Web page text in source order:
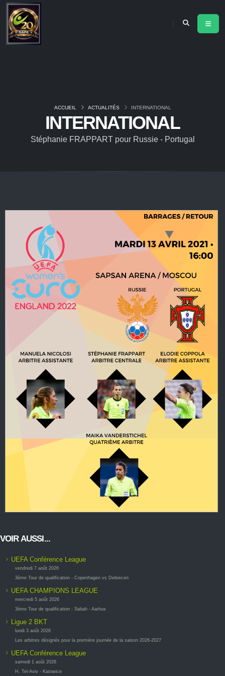
INTERNATIONAL
Stéphanie FRAPPART pour Russie - Portugal
ACCUEIL ACTUALITÉS INTERNATIONAL
VOIR AUSSI...
UEFA Conférence League
vendredi 7 août 2026
3ème Tour de qualification - Copenhagen vs Debrecen
UEFA CHAMPIONS LEAGUE
mercredi 5 août 2026
3ème Tour de qualification : Sabah - Aarhus
Ligue 2 BKT
lundi 3 août 2026
Les arbitres désignés pour la première journée de la saison 2026-2027
UEFA Conférence League
samedi 1 août 2026
H. Tel-Aviv - Katowice